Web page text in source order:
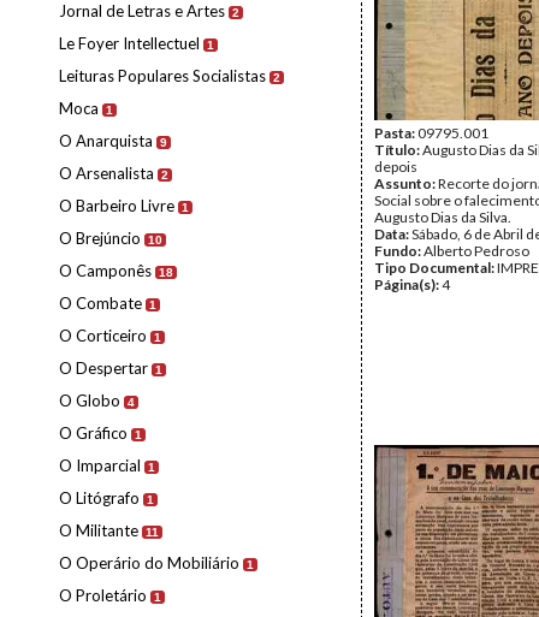
Jornal de Letras e Artes 2
Le Foyer Intellectuel 1
Leituras Populares Socialistas 2
Moca 1
O Anarquista 9
O Arsenalista 2
O Barbeiro Livre 1
O Brejúncio 10
O Camponês 18
O Combate 1
O Corticeiro 1
O Despertar 1
O Globo 4
O Gráfico 1
O Imparcial 1
O Litógrafo 1
O Militante 11
O Operário do Mobiliário 1
O Proletário 1
Pasta:09795.001
Título:Augusto Dias da
depois
Assunto:Recorte do
Social sobre o
Augusto Dias da Silva.
Data:Sábado, 6 de Abril
Fundo:Alberto Pedroso
Tipo Documental:
Página(s):4